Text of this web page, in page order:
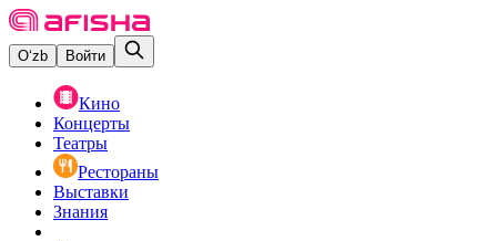
O‘zb Войти
Кино
Концерты
Театры
Рестораны
Выставки
Знания